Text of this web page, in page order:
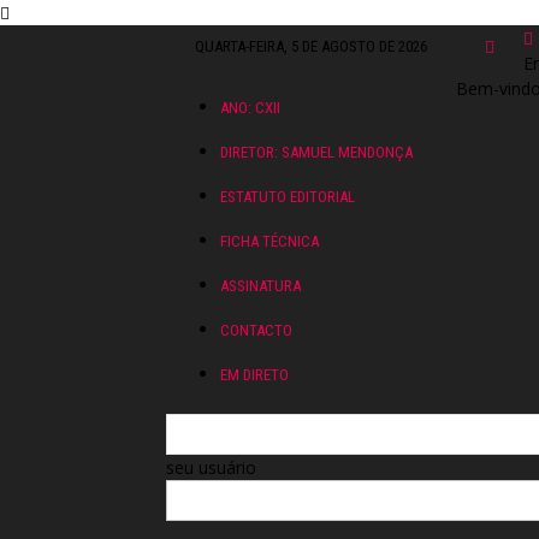
QUARTA-FEIRA, 5 DE AGOSTO DE 2026
ANO: CXII
DIRETOR: SAMUEL MENDONÇA
ESTATUTO EDITORIAL
FICHA TÉCNICA
ASSINATURA
CONTACTO
EM DIRETO
Bem-
seu usuário